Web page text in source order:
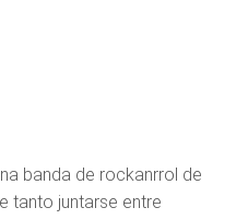
banda de rockanrrol de
tanto juntarse entre